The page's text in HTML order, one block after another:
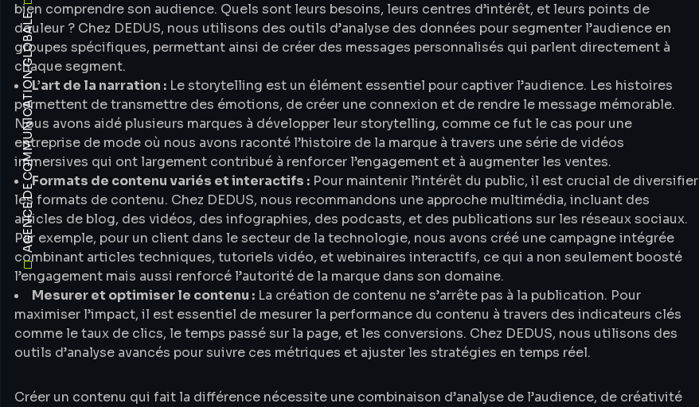
AGENCE DE COMMUNICATION GLOBALE
bien comprendre son audience. Quels sont leurs besoins, leurs centres d’intérêt, et leurs points de
douleur ? Chez DEDUS, nous utilisons des outils d’analyse des données pour segmenter l’audience en
groupes spécifiques, permettant ainsi de créer des messages personnalisés qui parlent directement à
chaque segment.
L’art de la narration : Le storytelling est un élément essentiel pour captiver l’audience. Les histoires
permettent de transmettre des émotions, de créer une connexion et de rendre le message mémorable.
Nous avons aidé plusieurs marques à développer leur storytelling, comme ce fut le cas pour une
entreprise de mode où nous avons raconté l’histoire de la marque à travers une série de vidéos
immersives qui ont largement contribué à renforcer l’engagement et à augmenter les ventes.
Formats de contenu variés et interactifs : Pour maintenir l’intérêt du public, il est crucial de diversifier
les formats de contenu. Chez DEDUS, nous recommandons une approche multimédia, incluant des
articles de blog, des vidéos, des infographies, des podcasts, et des publications sur les réseaux sociaux.
Par exemple, pour un client dans le secteur de la technologie, nous avons créé une campagne intégrée
combinant articles techniques, tutoriels vidéo, et webinaires interactifs, ce qui a non seulement boosté
l’engagement mais aussi renforcé l’autorité de la marque dans son domaine.
Mesurer et optimiser le contenu : La création de contenu ne s’arrête pas à la publication. Pour
maximiser l’impact, il est essentiel de mesurer la performance du contenu à travers des indicateurs clés
comme le taux de clics, le temps passé sur la page, et les conversions. Chez DEDUS, nous utilisons des
outils d’analyse avancés pour suivre ces métriques et ajuster les stratégies en temps réel.
Créer un contenu qui fait la différence nécessite une combinaison d’analyse de l’audience, de créativité